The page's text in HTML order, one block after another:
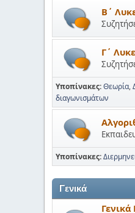
Β΄
Γ΄
Υποπίνακες Θεωρία
διαγωνισμάτων
Υποπίνακες
Γενικά